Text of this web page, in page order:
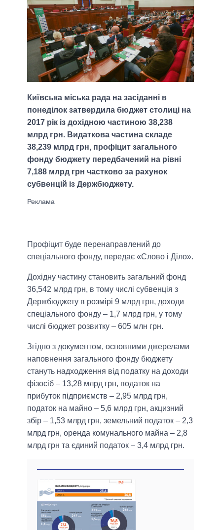
Київська міська рада на засіданні в
понеділок затвердила бюджет столиці на
2017 рік із дохідною частиною 38,238
млрд грн. Видаткова частина складе
38,239 млрд грн, профіцит загального
фонду бюджету передбачений на рівні
7,188 млрд грн частково за рахунок
субвенцій із Держбюджету.
Профіцит буде перенаправлений до
спеціального фонду, передає «Слово і Діло».
Дохідну частину становить загальний фонд
36,542 млрд грн, в тому числі субвенція з
Держбюджету в розмірі 9 млрд грн, доходи
спеціального фонду – 1,7 млрд грн, у тому
числі бюджет розвитку – 605 млн грн.
Згідно з документом, основними джерелами
наповнення загального фонду бюджету
стануть надходження від податку на доходи
фізосіб – 13,28 млрд грн, податок на
прибуток підприємств – 2,95 млрд грн,
податок на майно – 5,6 млрд грн, акцизний
збір – 1,53 млрд грн, земельний податок – 2,3
млрд грн, оренда комунального майна – 2,8
млрд грн та єдиний податок – 3,4 млрд грн.